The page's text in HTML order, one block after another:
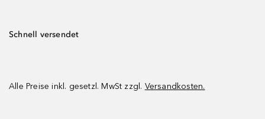
Schnell versendet
Alle Preise inkl. gesetzl. MwSt zzgl. Versandkosten.